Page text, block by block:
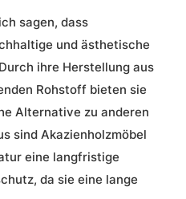
sagen, dass
und ästhetische
ihre Herstellung aus
Rohstoff bieten sie
Alternative zu anderen
sind Akazienholzmöbel
eine langfristige
da sie eine lange